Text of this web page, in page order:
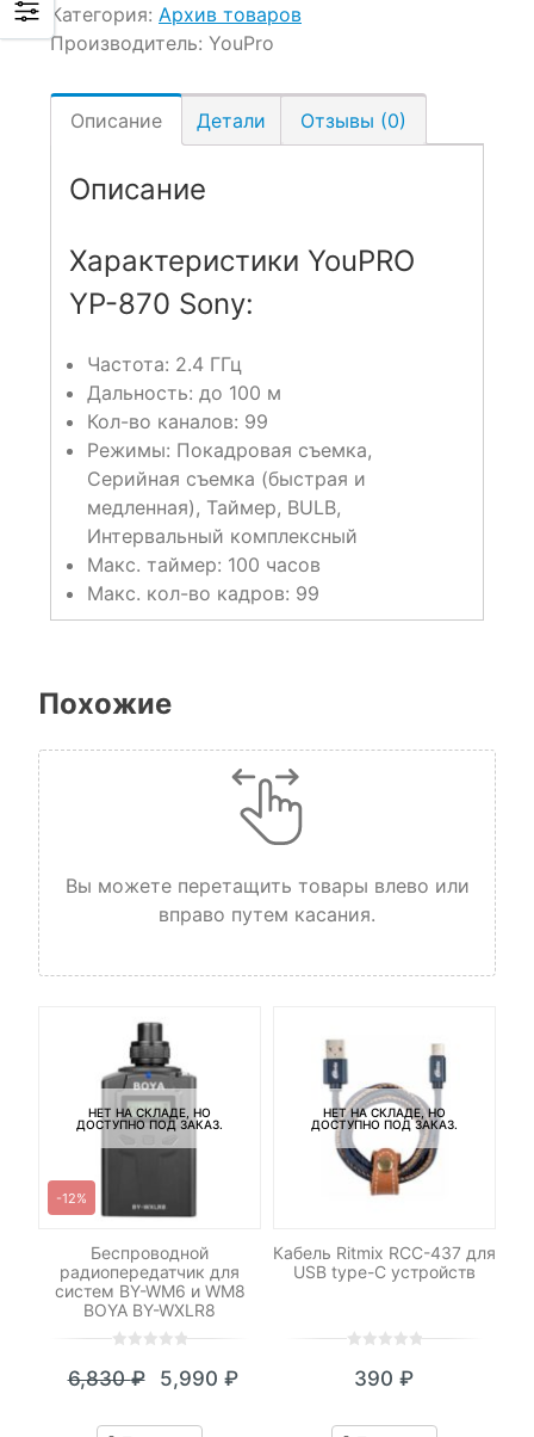
Категория: Архив товаров
Производитель: YouPro
Описание Детали Отзывы (0)
Описание
Характеристики YouPRO
YP-870 Sony:
Частота: 2.4 ГГц
Дальность: до 100 м
Кол-во каналов: 99
Режимы: Покадровая съемка,
Серийная съемка (быстрая и
медленная), Таймер, BULB,
Интервальный комплексный
Макс. таймер: 100 часов
Макс. кол-во кадров: 99
Похожие
Вы можете перетащить товары влево или
вправо путем касания.
НЕТ НА СКЛАДЕ, НО
ДОСТУПНО ПОД ЗАКАЗ.
-12%
Беспроводной
радиопередатчик для
систем BY-WM6 и WM8
BOYA BY-WXLR8
out
based
6,830₽
Первоначальная
цена
5,990 ₽
Текущая
цена:
НЕТ НА СКЛАДЕ, НО
ДОСТУПНО ПОД ЗАКАЗ.
Кабель Ritmix RCC-437 для
USB type-C устройств
out
based
390 ₽